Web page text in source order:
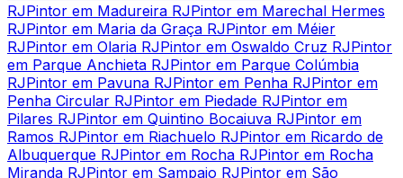
RJPintor em Madureira RJPintor em Marechal Hermes
RJPintor em Maria da Graça RJPintor em Méier
RJPintor em Olaria RJPintor em Oswaldo Cruz RJPintor
em Parque Anchieta RJPintor em Parque Colúmbia
RJPintor em Pavuna RJPintor em Penha RJPintor em
Penha Circular RJPintor em Piedade RJPintor em
Pilares RJPintor em Quintino Bocaiuva RJPintor em
Ramos RJPintor em Riachuelo RJPintor em Ricardo de
Albuquerque RJPintor em Rocha RJPintor em Rocha
Miranda RJPintor em Sampaio RJPintor em São